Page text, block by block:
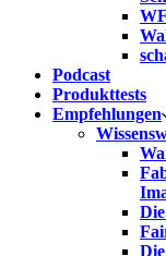
Podcast
Produkttests
Empfehlungen